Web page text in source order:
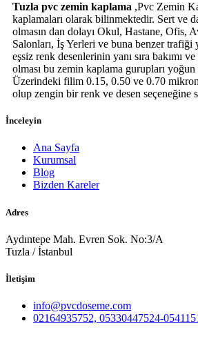
Tuzla pvc zemin kaplama ,Pvc Zemin
kaplamaları olarak bilinmektedir. Sert ve
olmasın dan dolayı Okul, Hastane, Ofis,
Salonları, İş Yerleri ve buna benzer trafiği
eşsiz renk desenlerinin yanı sıra bakımı
olması bu zemin kaplama gurupları
Üzerindeki filim 0.15, 0.50 ve 0.70
olup zengin bir renk ve desen seçeneğine
İnceleyin
Ana Sayfa
Kurumsal
Blog
Bizden Kareler
Adres
Aydıntepe Mah. Evren Sok. No:3/A
Tuzla / İstanbul
İletişim
info@pvcdoseme.com
02164935752, 05330447524-